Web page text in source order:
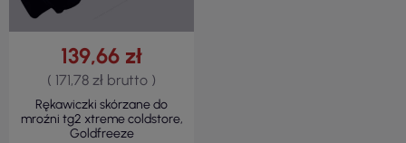
139,66 zł
( 171,78 zł brutto )
Rękawiczki skórzane do
mroźni tg2 xtreme coldstore,
Goldfreeze